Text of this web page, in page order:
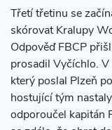
Třetí třetinu se
skórovat Kralupy
Odpověď FBCP
prosadil Vyčíchlo. V
který poslal Plzeň
hostující tým
odporoučel kapitán